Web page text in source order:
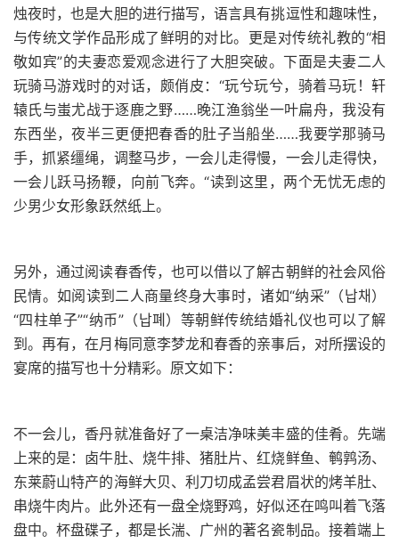
烛夜时，也是大胆的进行描写，语言具有挑逗性和趣味性，
与传统文学作品形成了鲜明的对比。更是对传统礼教的“相
敬如宾”的夫妻恋爱观念进行了大胆突破。下面是夫妻二人
玩骑马游戏时的对话，颇俏皮：“玩兮玩兮，骑着马玩！轩
辕氏与蚩尤战于逐鹿之野……晚江渔翁坐一叶扁舟，我没有
东西坐，夜半三更便把春香的肚子当船坐……我要学那骑马
手，抓紧缰绳，调整马步，一会儿走得慢，一会儿走得快，
一会儿跃马扬鞭，向前飞奔。“读到这里，两个无忧无虑的
少男少女形象跃然纸上。
另外，通过阅读春香传，也可以借以了解古朝鲜的社会风俗
民情。如阅读到二人商量终身大事时，诸如“纳采”（납채）
“四柱单子”“纳币”（납폐）等朝鲜传统结婚礼仪也可以了解
到。再有，在月梅同意李梦龙和春香的亲事后，对所摆设的
宴席的描写也十分精彩。原文如下：
不一会儿，香丹就准备好了一桌洁净味美丰盛的佳肴。先端
上来的是：卤牛肚、烧牛排、猪肚片、红烧鲜鱼、鹌鹑汤、
东莱蔚山特产的海鲜大贝、利刀切成孟尝君眉状的烤羊肚、
串烧牛肉片。此外还有一盘全烧野鸡，好似还在鸣叫着飞落
盘中。杯盘碟子，都是长湍、广州的著名瓷制品。接着端上